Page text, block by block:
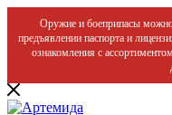
Оружие и боеприпасы можно
предъявлении паспорта и
ознакомления с